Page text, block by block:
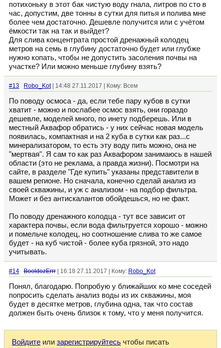
потихоньку в этот бак чистую воду гнала, литров по сто в
час, допустим, две тонны в сутки для питья и полива мне
более чем достаточно. Дешевле получится или с учётом
ёмкости так на так и выйдет?
Для слива концентрата простой дренажный колодец
метров на семь в глубину достаточно будет или глубже
нужно копать, чтобы не допустить засоления почвы на
участке? Или можно меньше глубину взять?
#13 Robo_Kot| 14:48 27.11.2017 | Кому: Всем
По поводу осмоса - да, если тебе пару кубов в сутки
хватит - можно и послабее осмос взять, они гораздо
дешевле, моделей много, по инету подберешь. Или в
местный Аквафор обратись - у них сейчас новая модель
появилась, компактная и на 2 куба в сутки как раз...с
минерализатором, то есть эту воду пить можно, она не
"мертвая". Я сам то как раз Аквафором занимаюсь в нашей
области (это не реклама, а правда жизни). Посмотри на
сайте, в разделе "Где купить" указаны представители в
вашем регионе. Но сначала, конечно сделай анализ из
своей скважины, и уж с анализом - на подбор фильтра.
Может и без антискалантов обойдешься, но не факт.
По поводу дренажного колодца - тут все зависит от
характера почвы, если вода фильтруется хорошо - можно
и помельче колодец, но соотношение слива то же самое
будет - на куб чистой - более куба грязной, это надо
учитывать.
#14 BooldozErrr | 16:18 27.11.2017 | Кому: Robo_Kot
Понял, благодарю. Попробую у ближайших ко мне соседей
попросить сделать анализ воды из их скважины, моя
будет в десятке метров, глубина одна, так что состав
должен быть очень близок к тому, что у меня получится.
Войдите или зарегистрируйтесь чтобы писать